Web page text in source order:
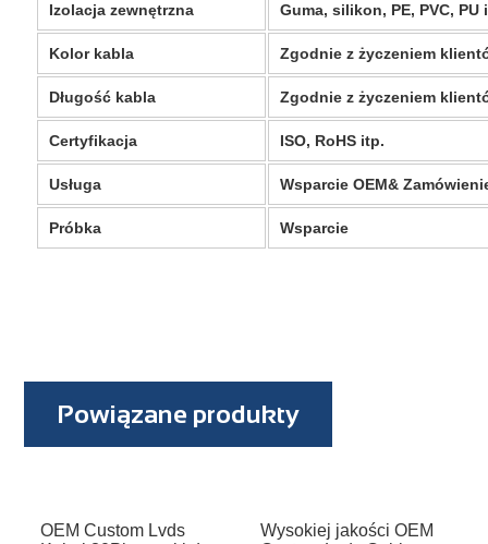
Izolacja zewnętrzna Guma, silikon, PE, PVC, PU
Kolor kabla Zgodnie z życzeniem
Długość kabla Zgodnie z życzeniem
Certyfikacja ISO, RoHS itp.
Usługa Wsparcie OEM&
Próbka Wsparcie
Powiązane produkty
OEM Custom Lvds
Wysokiej jakości OEM